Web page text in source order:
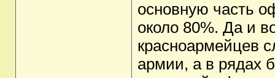
основную часть
около 80%. Да и
красноармейцев
армии, а в рядах